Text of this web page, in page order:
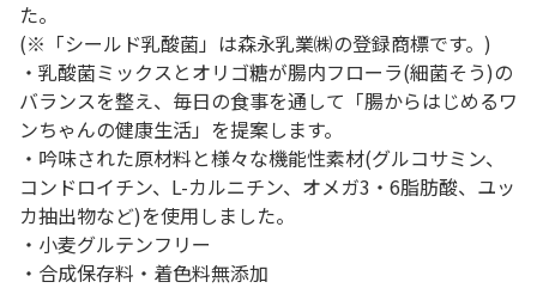
た。
(※「シールド乳酸菌」は森永乳業㈱の登録商標です。)
・乳酸菌ミックスとオリゴ糖が腸内フローラ(細菌そう)の
バランスを整え、毎日の食事を通して「腸からはじめるワ
ンちゃんの健康生活」を提案します。
・吟味された原材料と様々な機能性素材(グルコサミン、
コンドロイチン、L-カルニチン、オメガ3・6脂肪酸、ユッ
カ抽出物など)を使用しました。
・小麦グルテンフリー
・合成保存料・着色料無添加